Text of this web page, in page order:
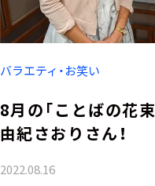
バラエティ・お笑い
8月の「ことばの花
由紀さおりさん！
2022.08.16